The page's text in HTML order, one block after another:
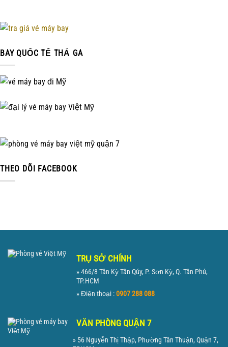
BAY QUỐC TẾ THẢ GA
THEO DÕI FACEBOOK
TRỤ SỞ CHÍNH
» 466/8 Tân Kỳ Tân Qúy, P. Sơn Kỳ, Q. Tân Phú,
TP.HCM
» Điện thoại :0907 288 088
VĂN PHÒNG QUẬN 7
» 56 Nguyễn Thị Thập, Phường Tân Thuận, Quận 7,